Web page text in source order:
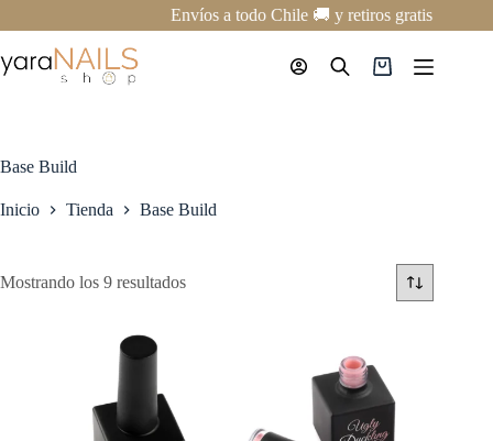
al
contenido
Envíos a todo Chile 🚚 y retiros gratis en
Carro
Base Build
Inicio Tienda Base Build
Mostrando los 9 resultados